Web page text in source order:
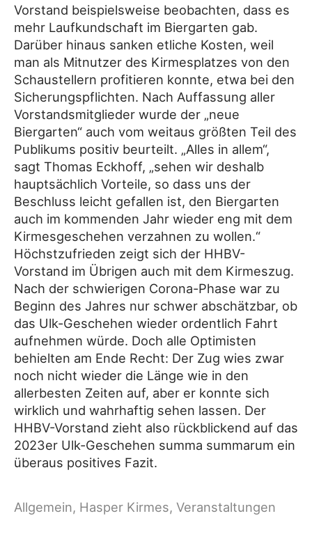
Vorstand beispielsweise beobachten, dass es
mehr Laufkundschaft im Biergarten gab.
Darüber hinaus sanken etliche Kosten, weil
man als Mitnutzer des Kirmesplatzes von den
Schaustellern profitieren konnte, etwa bei den
Sicherungspflichten. Nach Auffassung aller
Vorstandsmitglieder wurde der „neue
Biergarten“ auch vom weitaus größten Teil des
Publikums positiv beurteilt. „Alles in allem“,
sagt Thomas Eckhoff, „sehen wir deshalb
hauptsächlich Vorteile, so dass uns der
Beschluss leicht gefallen ist, den Biergarten
auch im kommenden Jahr wieder eng mit dem
Kirmesgeschehen verzahnen zu wollen.“
Höchstzufrieden zeigt sich der HHBV-
Vorstand im Übrigen auch mit dem Kirmeszug.
Nach der schwierigen Corona-Phase war zu
Beginn des Jahres nur schwer abschätzbar, ob
das Ulk-Geschehen wieder ordentlich Fahrt
aufnehmen würde. Doch alle Optimisten
behielten am Ende Recht: Der Zug wies zwar
noch nicht wieder die Länge wie in den
allerbesten Zeiten auf, aber er konnte sich
wirklich und wahrhaftig sehen lassen. Der
HHBV-Vorstand zieht also rückblickend auf das
2023er Ulk-Geschehen summa summarum ein
überaus positives Fazit.